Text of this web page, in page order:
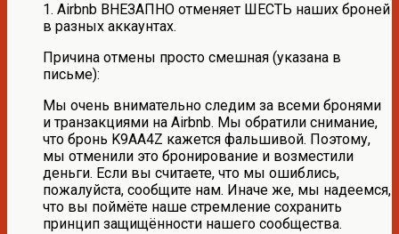
1. Airbnb ВНЕЗАПНО отменяет ШЕСТЬ наших броней
в разных аккаунтах.
Причина отмены просто смешная (указана в
письме):
Мы очень внимательно следим за всеми бронями
и транзакциями на Airbnb. Мы обратили снимание,
что бронь K9AA4Z кажется фальшивой. Поэтому,
мы отменили это бронирование и возместили
деньги. Если вы считаете, что мы ошиблись,
пожалуйста, сообщите нам. Иначе же, мы надеемся,
что вы поймёте наше стремление сохранить
принцип защищённости нашего сообщества.